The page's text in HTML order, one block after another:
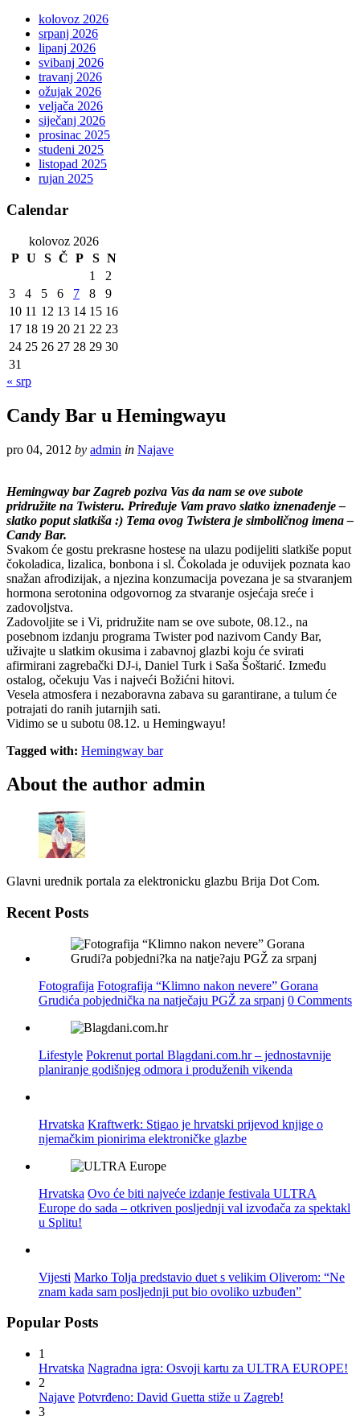
kolovoz 2026
srpanj 2026
lipanj 2026
svibanj 2026
travanj 2026
ožujak 2026
veljača 2026
siječanj 2026
prosinac 2025
studeni 2025
listopad 2025
rujan 2025
Calendar
kolovoz 2026
P U S Č P S N
1
2
3
4 5 6 7 8
9
10 11 12 13 14 15 16
17 18 19 20 21 22 23
24 25 26 27 28 29 30
31
« srp
Candy Bar u Hemingwayu
pro 04, 2012 by admin in Najave
Hemingway bar Zagreb poziva Vas da nam se ove subote
pridružite na Twisteru. Priređuje Vam pravo slatko iznenađenje –
slatko poput slatkiša :) Tema ovog Twistera je simboličnog imena –
Candy Bar.
Svakom će gostu prekrasne hostese na ulazu podijeliti slatkiše poput
čokoladica, lizalica, bonbona i sl. Čokolada je oduvijek poznata kao
snažan afrodizijak, a njezina konzumacija povezana je sa stvaranjem
hormona serotonina odgovornog za stvaranje osjećaja sreće i
zadovoljstva.
Zadovoljite se i Vi, pridružite nam se ove subote, 08.12., na
posebnom izdanju programa Twister pod nazivom Candy Bar,
uživajte u slatkim okusima i zabavnoj glazbi koju će svirati
afirmirani zagrebački DJ-i, Daniel Turk i Saša Šoštarić. Između
ostalog, očekuju Vas i najveći Božićni hitovi.
Vesela atmosfera i nezaboravna zabava su garantirane, a tulum će
potrajati do ranih jutarnjih sati.
Vidimo se u subotu 08.12. u Hemingwayu!
Tagged with: Hemingway bar
About the author admin
Glavni urednik portala za elektronicku glazbu Brija Dot Com.
Recent Posts
Fotografija Fotografija “Klimno nakon nevere” Gorana
Grudića pobjednička na natječaju PGŽ za srpanj 0 Comments
Lifestyle Pokrenut portal Blagdani.com.hr – jednostavnije
planiranje godišnjeg odmora i produženih vikenda
Hrvatska Kraftwerk: Stigao je hrvatski prijevod knjige o
njemačkim pionirima elektroničke glazbe
Hrvatska Ovo će biti najveće izdanje festivala ULTRA
Europe do sada – otkriven posljednji val izvođača za spektakl
u Splitu!
Vijesti Marko Tolja predstavio duet s velikim Oliverom: “Ne
znam kada sam posljednji put bio ovoliko uzbuđen”
Popular Posts
1
Hrvatska Nagradna igra: Osvoji kartu za ULTRA EUROPE!
2
Najave Potvrđeno: David Guetta stiže u Zagreb!
3